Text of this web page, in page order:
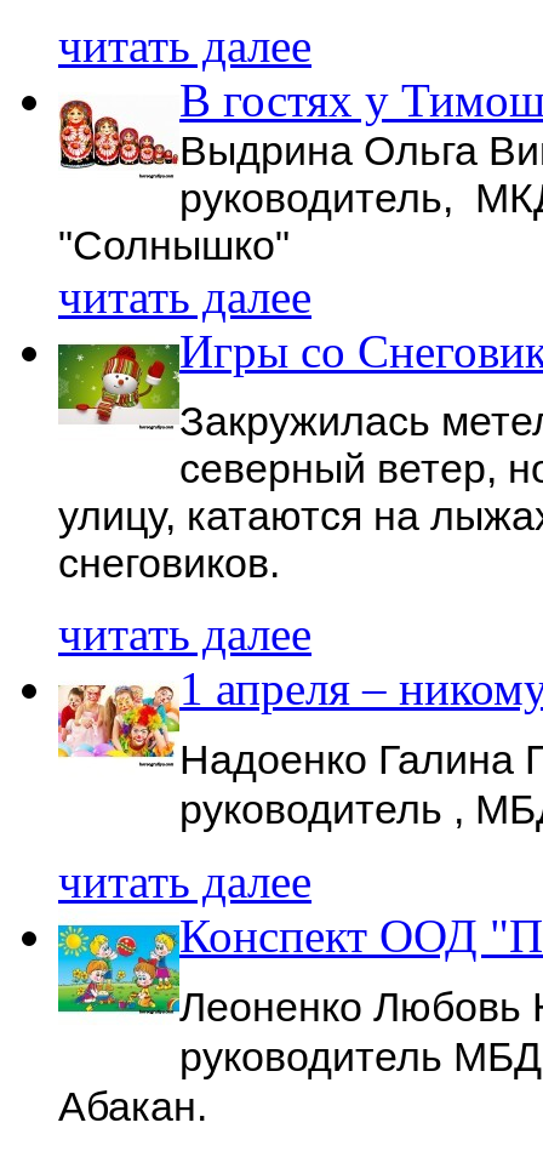
читать далее
В гостях у
Выдрина Ольга
руководитель,
"Солнышко"
читать далее
Игры со
Закружилась
северный ветер,
улицу, катаются на
снеговиков.
читать далее
1 апреля –
Надоенко Галина
руководитель ,
читать далее
Конспект ООД
Леоненко Любовь
руководитель
Абакан.